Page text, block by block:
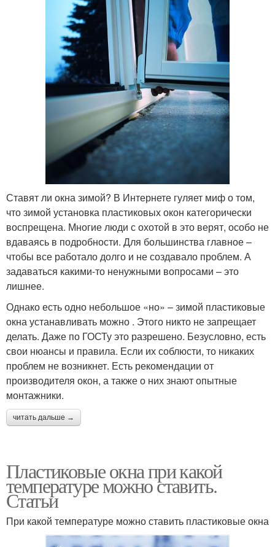
Ставят ли окна зимой? В Интернете гуляет миф о том,
что зимой установка пластиковых окон категорически
воспрещена. Многие люди с охотой в это верят, особо не
вдаваясь в подробности. Для большинства главное –
чтобы все работало долго и не создавало проблем. А
задаваться какими-то ненужными вопросами – это
лишнее.
Однако есть одно небольшое «но» – зимой пластиковые
окна устанавливать можно . Этого никто не запрещает
делать. Даже по ГОСТу это разрешено. Безусловно, есть
свои нюансы и правила. Если их соблюсти, то никаких
проблем не возникнет. Есть рекомендации от
производителя окон, а также о них знают опытные
монтажники.
читать дальше →
Пластиковые окна при какой
температуре можно ставить.
Статьи
При какой температуре можно ставить пластиковые окна